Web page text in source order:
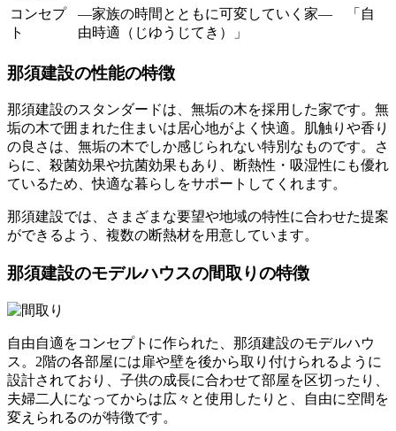
コンセプ
ト
―家族の時間とともに可変していく家― 「自
由時適（じゆうじてき）」
那須建設の性能の特徴
那須建設のスタンダードは、無垢の木を採用した家です。無
垢の木で囲まれた住まいは居心地がよく快適。肌触りや香り
の良さは、無垢の木でしか感じられない特別なものです。さ
らに、殺菌効果や抗菌効果もあり、断熱性・吸湿性にも優れ
ているため、快適な暮らしをサポートしてくれます。
那須建設では、さまざまな要望や地域の特性に合わせた提案
ができるよう、複数の断熱材を用意しています。
那須建設のモデルハウスの間取りの特徴
自由自適をコンセプトに作られた、那須建設のモデルハウ
ス。2階の各部屋には扉や壁を後から取り付けられるように
設計されており、子供の成長に合わせて部屋を区切ったり、
夫婦二人になってからは広々と使用したりと、自由に空間を
変えられるのが特徴です。